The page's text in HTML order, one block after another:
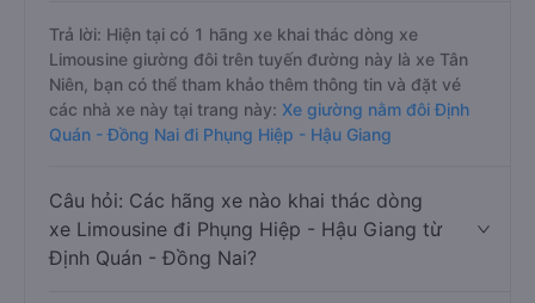
Trả lời: Hiện tại có 1 hãng xe khai thác dòng xe
Limousine giường đôi trên tuyến đường này là xe Tân
Niên, bạn có thể tham khảo thêm thông tin và đặt vé
các nhà xe này tại trang này: Xe giường nằm đôi Định
Quán - Đồng Nai đi Phụng Hiệp - Hậu Giang
Câu hỏi: Các hãng xe nào khai thác dòng
xe Limousine đi Phụng Hiệp - Hậu Giang từ
Định Quán - Đồng Nai?